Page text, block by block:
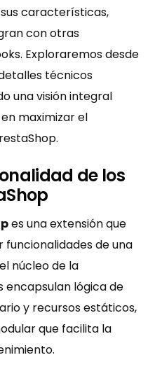
características,
con otras
Exploraremos desde
técnicos
una visión integral
maximizar el
de los
es una extensión que
de una
núcleo de la
encapsulan lógica de
y recursos estáticos,
que facilita la